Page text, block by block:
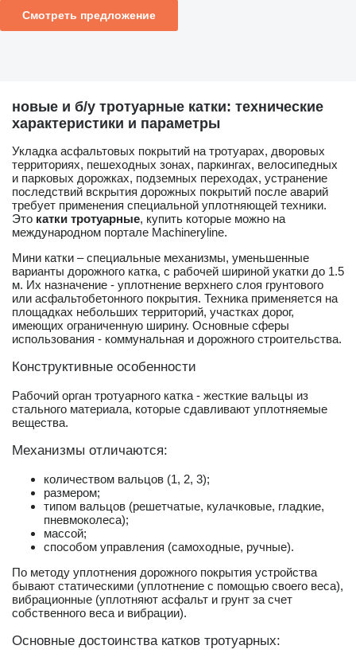
Смотреть предложение
новые и б/у тротуарные катки: технические
характеристики и параметры
Укладка асфальтовых покрытий на тротуарах, дворовых
территориях, пешеходных зонах, паркингах, велосипедных
и парковых дорожках, подземных переходах, устранение
последствий вскрытия дорожных покрытий после аварий
требует применения специальной уплотняющей техники.
Это катки тротуарные, купить которые можно на
международном портале Machineryline.
Мини катки – специальные механизмы, уменьшенные
варианты дорожного катка, с рабочей шириной укатки до 1.5
м. Их назначение - уплотнение верхнего слоя грунтового
или асфальтобетонного покрытия. Техника применяется на
площадках небольших территорий, участках дорог,
имеющих ограниченную ширину. Основные сферы
использования - коммунальная и дорожного строительства.
Конструктивные особенности
Рабочий орган тротуарного катка - жесткие вальцы из
стального материала, которые сдавливают уплотняемые
вещества.
Механизмы отличаются:
количеством вальцов (1, 2, 3);
размером;
типом вальцов (решетчатые, кулачковые, гладкие,
пневмоколеса);
массой;
способом управления (самоходные, ручные).
По методу уплотнения дорожного покрытия устройства
бывают статическими (уплотнение с помощью своего веса),
вибрационные (уплотняют асфальт и грунт за счет
собственного веса и вибрации).
Основные достоинства катков тротуарных: